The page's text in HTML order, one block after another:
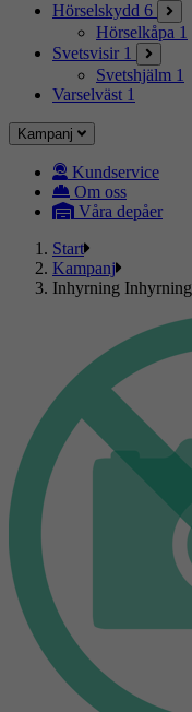
Hörselskydd 6
Hörselkåpa 1
Svetsvisir 1
Svetshjälm 1
Varselväst 1
Kampanj
Kundservice
Om oss
Våra depåer
Start
Kampanj
Inhyrning Inhyrning